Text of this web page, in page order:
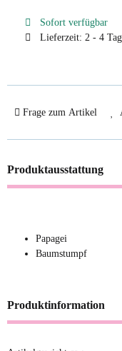
Sofort verfügbar
Lieferzeit: 2 - 4
Frage zum Artikel
Produktausstattung
Papagei
Baumstumpf
Produktinformation